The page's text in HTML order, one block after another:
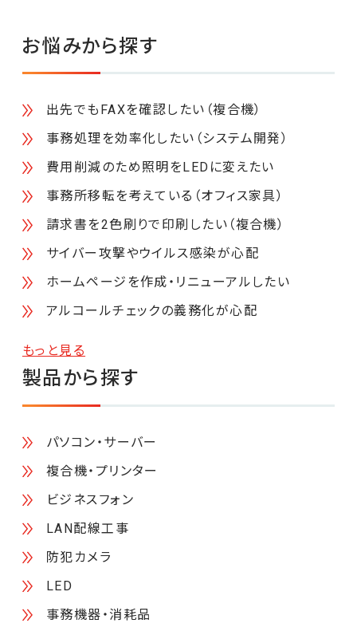
お悩みから探す
出先でもFAXを確認したい（複合機）
事務処理を効率化したい（システム開発）
費用削減のため照明をLEDに変えたい
事務所移転を考えている（オフィス家具）
請求書を2色刷りで印刷したい（複合機）
サイバー攻撃やウイルス感染が心配
ホームページを作成・リニューアルしたい
アルコールチェックの義務化が心配
もっと見る
製品から探す
パソコン・サーバー
複合機・プリンター
ビジネスフォン
LAN配線工事
防犯カメラ
LED
事務機器・消耗品